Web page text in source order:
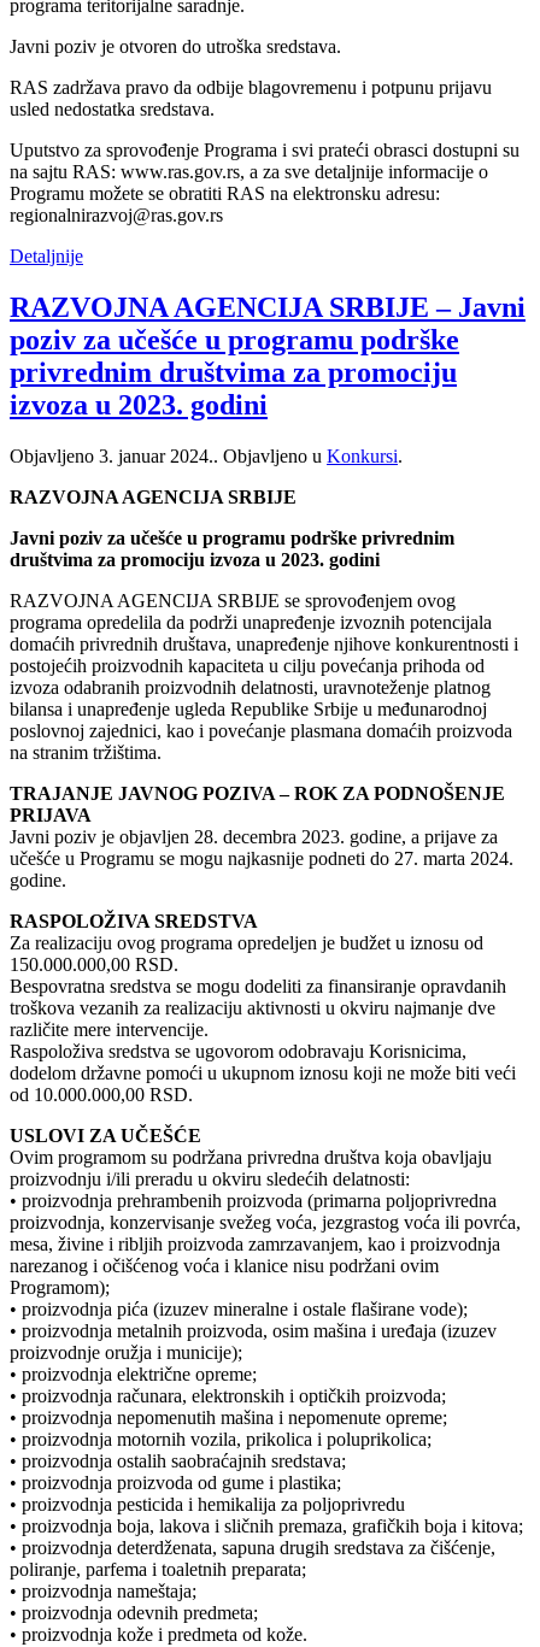
programa teritorijalne saradnje.
Javni poziv je otvoren do utroška sredstava.
RAS zadržava pravo da odbije blagovremenu i potpunu prijavu
usled nedostatka sredstava.
Uputstvo za sprovođenje Programa i svi prateći obrasci dostupni su
na sajtu RAS: www.ras.gov.rs, a za sve detaljnije informacije o
Programu možete se obratiti RAS na elektronsku adresu:
regionalnirazvoj@ras.gov.rs
Detaljnije
RAZVOJNA AGENCIJA SRBIJE – Javni
poziv za učešće u programu podrške
privrednim društvima za promociju
izvoza u 2023. godini
Objavljeno 3. januar 2024.. Objavljeno u Konkursi.
RAZVOJNA AGENCIJA SRBIJE
Javni poziv za učešće u programu podrške privrednim
društvima za promociju izvoza u 2023. godini
RAZVOJNA AGENCIJA SRBIJE se sprovođenjem ovog
programa opredelila da podrži unapređenje izvoznih potencijala
domaćih privrednih društava, unapređenje njihove konkurentnosti i
postojećih proizvodnih kapaciteta u cilju povećanja prihoda od
izvoza odabranih proizvodnih delatnosti, uravnoteženje platnog
bilansa i unapređenje ugleda Republike Srbije u međunarodnoj
poslovnoj zajednici, kao i povećanje plasmana domaćih proizvoda
na stranim tržištima.
TRAJANJE JAVNOG POZIVA – ROK ZA PODNOŠENJE
PRIJAVA
Javni poziv je objavljen 28. decembra 2023. godine, a prijave za
učešće u Programu se mogu najkasnije podneti do 27. marta 2024.
godine.
RASPOLOŽIVA SREDSTVA
Za realizaciju ovog programa opredeljen je budžet u iznosu od
150.000.000,00 RSD.
Bespovratna sredstva se mogu dodeliti za finansiranje opravdanih
troškova vezanih za realizaciju aktivnosti u okviru najmanje dve
različite mere intervencije.
Raspoloživa sredstva se ugovorom odobravaju Korisnicima,
dodelom državne pomoći u ukupnom iznosu koji ne može biti veći
od 10.000.000,00 RSD.
USLOVI ZA UČEŠĆE
Ovim programom su podržana privredna društva koja obavljaju
proizvodnju i/ili preradu u okviru sledećih delatnosti:
• proizvodnja prehrambenih proizvoda (primarna poljoprivredna
proizvodnja, konzervisanje svežeg voća, jezgrastog voća ili povrća,
mesa, živine i ribljih proizvoda zamrzavanjem, kao i proizvodnja
narezanog i očišćenog voća i klanice nisu podržani ovim
Programom);
• proizvodnja pića (izuzev mineralne i ostale flaširane vode);
• proizvodnja metalnih proizvoda, osim mašina i uređaja (izuzev
proizvodnje oružja i municije);
• proizvodnja električne opreme;
• proizvodnja računara, elektronskih i optičkih proizvoda;
• proizvodnja nepomenutih mašina i nepomenute opreme;
• proizvodnja motornih vozila, prikolica i poluprikolica;
• proizvodnja ostalih saobraćajnih sredstava;
• proizvodnja proizvoda od gume i plastika;
• proizvodnja pesticida i hemikalija za poljoprivredu
• proizvodnja boja, lakova i sličnih premaza, grafičkih boja i kitova;
• proizvodnja deterdženata, sapuna drugih sredstava za čišćenje,
poliranje, parfema i toaletnih preparata;
• proizvodnja nameštaja;
• proizvodnja odevnih predmeta;
• proizvodnja kože i predmeta od kože.